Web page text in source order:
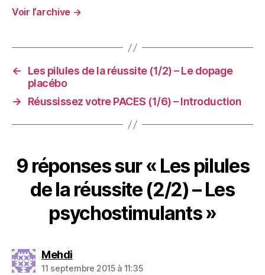
Voir l’archive →
←
Les pilules de la réussite (1/2) – Le dopage
placébo
→
Réussissez votre PACES (1/6) – Introduction
9 réponses sur « Les pilules
de la réussite (2/2) – Les
psychostimulants »
Mehdidit :
11 septembre 2015 à 11:35